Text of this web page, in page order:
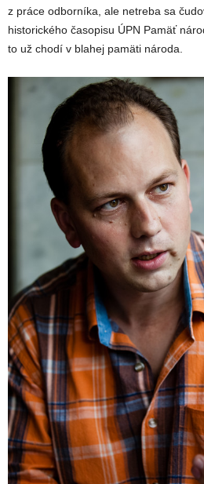
z práce odborníka, ale netreba sa
historického časopisu ÚPN Pamäť
to už chodí v blahej pamäti národa.